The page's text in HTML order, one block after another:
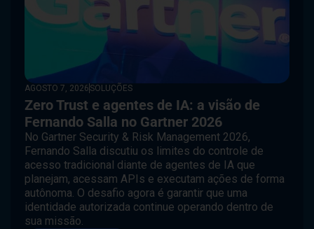
AGOSTO 7, 2026 SOLUÇÕES
Zero Trust e agentes de IA: a visão de
Fernando Salla no Gartner 2026
No Gartner Security & Risk Management 2026,
Fernando Salla discutiu os limites do controle de
acesso tradicional diante de agentes de IA que
planejam, acessam APIs e executam ações de forma
autônoma. O desafio agora é garantir que uma
identidade autorizada continue operando dentro de
sua missão.